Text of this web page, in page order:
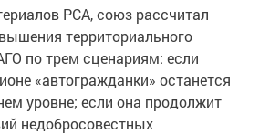
РСА, союз рассчитал
территориального
по трем сценариям: если
«автогражданки» останется
уровне; если она продолжит
недобросовестных